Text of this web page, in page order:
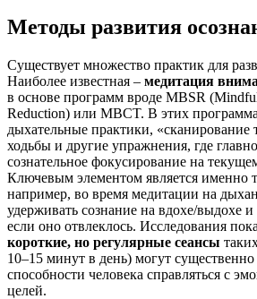
Методы развития
Существует множество практик для
Наиболее известная – медитация
в основе программ вроде MBSR
Reduction) или MBCT. В этих
дыхательные практики, «сканирование
ходьбы и другие упражнения, где
сознательное фокусирование на
Ключевым элементом является именно
например, во время медитации на
удерживать сознание на вдохе/выдохе и
если оно отвлеклось. Исследования
короткие, но регулярные сеансы
10–15 минут в день) могут существенно
способности человека справляться с
целей.